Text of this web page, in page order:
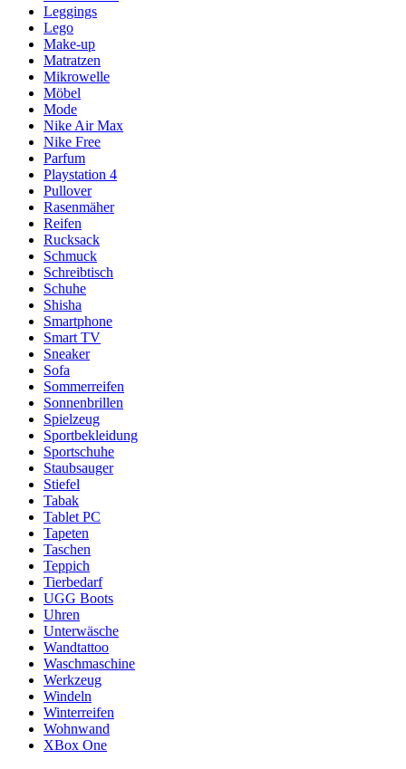
Leggings
Lego
Make-up
Matratzen
Mikrowelle
Möbel
Mode
Nike Air Max
Nike Free
Parfum
Playstation 4
Pullover
Rasenmäher
Reifen
Rucksack
Schmuck
Schreibtisch
Schuhe
Shisha
Smartphone
Smart TV
Sneaker
Sofa
Sommerreifen
Sonnenbrillen
Spielzeug
Sportbekleidung
Sportschuhe
Staubsauger
Stiefel
Tabak
Tablet PC
Tapeten
Taschen
Teppich
Tierbedarf
UGG Boots
Uhren
Unterwäsche
Wandtattoo
Waschmaschine
Werkzeug
Windeln
Winterreifen
Wohnwand
XBox One